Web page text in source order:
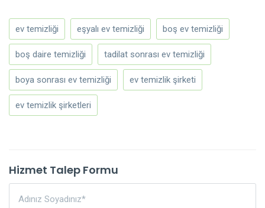
ev temizliği eşyalı ev temizliği boş ev temizliği
boş daire temizliği tadilat sonrası ev temizliği
boya sonrası ev temizliği ev temizlik şirketi
ev temizlik şirketleri
Hizmet Talep Formu